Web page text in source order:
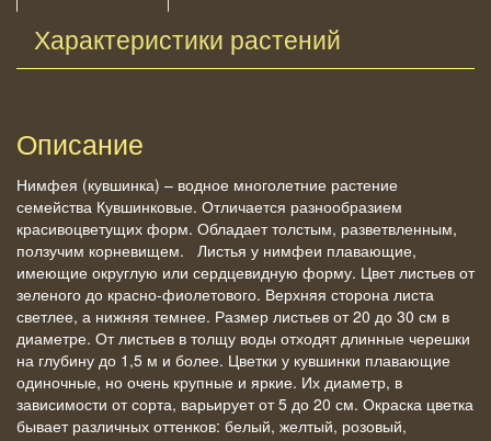
Характеристики растений
Описание
Нимфея (кувшинка) – водное многолетние растение
семейства Кувшинковые. Отличается разнообразием
красивоцветущих форм. Обладает толстым, разветвленным,
ползучим корневищем. Листья у нимфеи плавающие,
имеющие округлую или сердцевидную форму. Цвет листьев от
зеленого до красно-фиолетового. Верхняя сторона листа
светлее, а нижняя темнее. Размер листьев от 20 до 30 см в
диаметре. От листьев в толщу воды отходят длинные черешки
на глубину до 1,5 м и более. Цветки у кувшинки плавающие
одиночные, но очень крупные и яркие. Их диаметр, в
зависимости от сорта, варьирует от 5 до 20 см. Окраска цветка
бывает различных оттенков: белый, желтый, розовый,